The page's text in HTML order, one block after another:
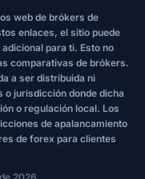
web de brókers de
enlaces, el sitio puede
para ti. Esto no
comparativas de brókers.
a ser distribuida ni
o jurisdicción donde dicha
o regulación local. Los
de apalancamiento
de forex para clientes